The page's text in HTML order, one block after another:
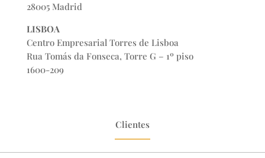
28005 Madrid
LISBOA
Centro Empresarial Torres de Lisboa
Rua Tomás da Fonseca, Torre G – 1º piso
1600-209
Clientes